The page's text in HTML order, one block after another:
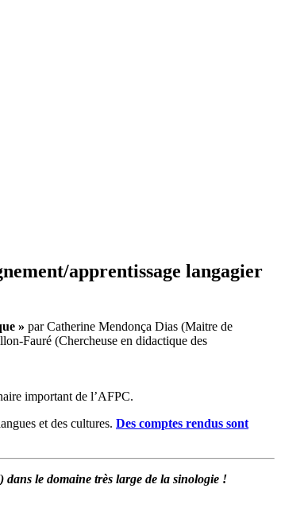
apprentissage langagier
» par Catherine Mendonça Dias (Maitre de
Fauré (Chercheuse en didactique des
important de l’AFPC.
et des cultures. Des comptes rendus sont
le domaine très large de la sinologie !